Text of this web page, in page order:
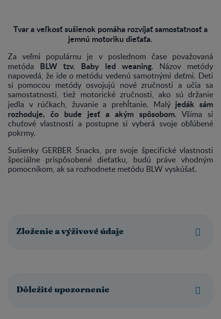
Tvar a veľkosť sušienok pomáha rozvíjať samostatnosť a
jemnú motoriku dieťaťa.
Za veľmi populárnu je v poslednom čase považovaná
metóda BLW tzv. Baby led weaning. Názov metódy
napovedá, že ide o metódu vedenú samotnými deťmi. Deti
si pomocou metódy osvojujú nové zručnosti a učia sa
samostatnosti, tiež motorické zručnosti, ako sú držanie
jedla v rúčkach, žuvanie a prehĺtanie. Malý jedák sám
rozhoduje, čo bude jesť a akým spôsobom. Všíma si
chuťové vlastnosti a postupne si vyberá svoje obľúbené
pokrmy.
Sušienky GERBER Snacks, pre svoje špecifické vlastnosti
špeciálne prispôsobené dieťatku, budú práve vhodným
pomocníkom, ak sa rozhodnete metódu BLW vyskúšať.
Zloženie a výživové údaje
Dôležité upozornenie